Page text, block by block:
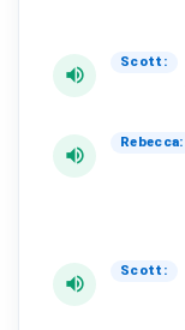
volume_up
Scott:
volume_up
Rebecca:
volume_up
Scott: